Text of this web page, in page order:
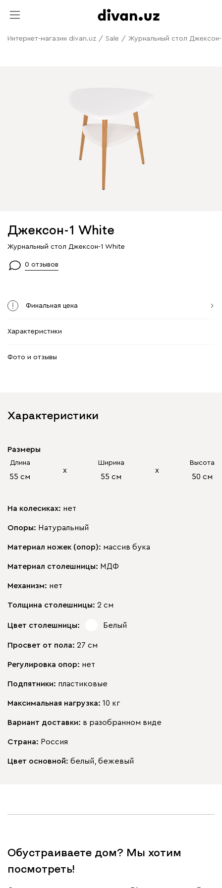
Интернет-магазин divan.uz / Sale / Журнальный стол
Джексон-1 White
Журнальный стол Джексон-1 White
0 отзывов
Финальная цена
Характеристики
Фото и отзывы
Характеристики
Размеры
Длина
55 см
х
Ширина
55 см
х
Высота
50 см
На колесиках: нет
Опоры: Натуральный
Материал ножек (опор): массив бука
Материал столешницы: МДФ
Механизм: нет
Толщина столешницы: 2 см
Цвет столешницы: Белый
Просвет от пола: 27 см
Регулировка опор: нет
Подпятники: пластиковые
Максимальная нагрузка: 10 кг
Вариант доставки: в разобранном виде
Страна: Россия
Цвет основной: белый, бежевый
Обустраиваете дом? Мы хотим
посмотреть!